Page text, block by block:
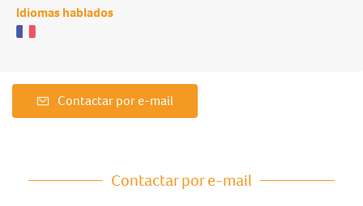
Idiomas hablados
Contactar por e-mail
Contactar por e-mail